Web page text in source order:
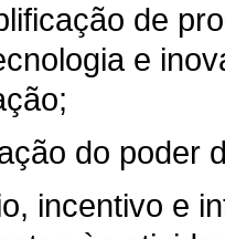
de
e
do poder
incentivo e